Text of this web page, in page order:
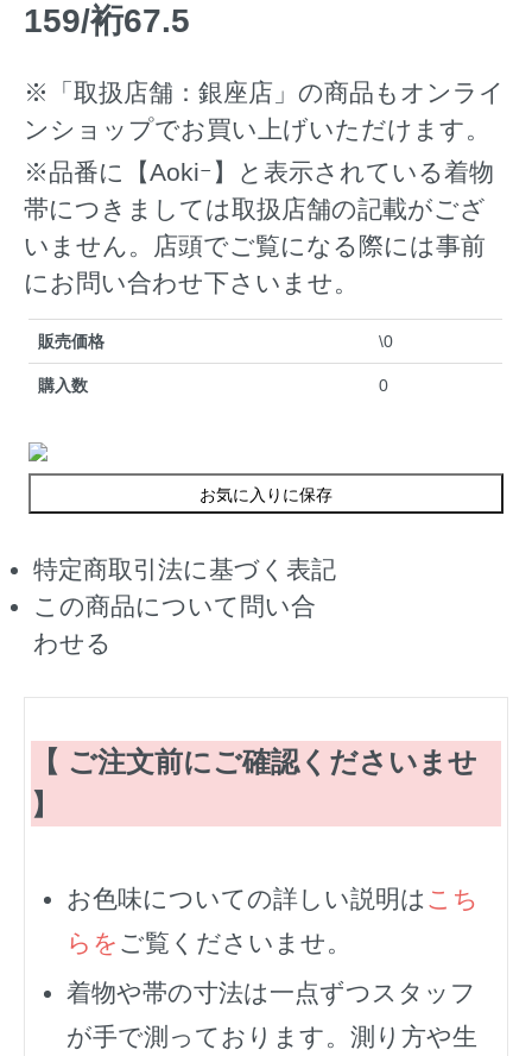
159/裄67.5
※「取扱店舗：銀座店」の商品もオンライ
ンショップでお買い上げいただけます。
※品番に【Aokiｰ】と表示されている着物
帯につきましては取扱店舗の記載がござ
いません。店頭でご覧になる際には事前
にお問い合わせ下さいませ。
販売価格 \0
購入数 0
お気に入りに保存
特定商取引法に基づく表記
この商品について問い合
わせる
【 ご注文前にご確認くださいませ
】
お色味についての詳しい説明は こち
らを ご覧くださいませ。
着物や帯の寸法は一点ずつスタッフ
が手で測っております。測り方や生